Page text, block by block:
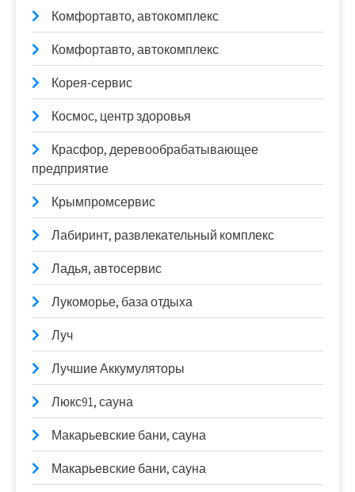
Комфортавто, автокомплекс
Комфортавто, автокомплекс
Корея-сервис
Космос, центр здоровья
Красфор, деревообрабатывающее
предприятие
Крымпромсервис
Лабиринт, развлекательный комплекс
Ладья, автосервис
Лукоморье, база отдыха
Луч
Лучшие Аккумуляторы
Люкс91, сауна
Макарьевские бани, сауна
Макарьевские бани, сауна